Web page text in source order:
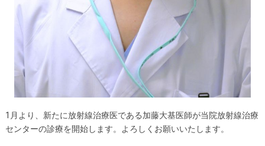
1月より、新たに放射線治療医である加藤大基医師が当院放射線治療
センターの診療を開始します。よろしくお願いいたします。